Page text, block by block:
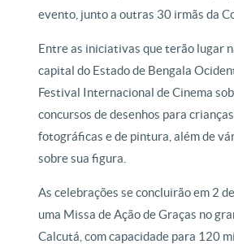
evento, junto a outras 30 irmãs da
Entre as iniciativas que terão lugar
capital do Estado de Bengala
Festival Internacional de Cinema
concursos de desenhos para
fotográficas e de pintura, além de
sobre sua figura.
As celebrações se concluirão em 2
uma Missa de Ação de Graças no
Calcutá, com capacidade para 120